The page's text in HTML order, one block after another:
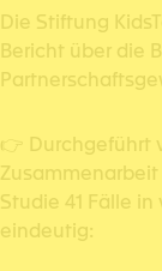
Die Stiftung
Bericht über die
👉 Durchgeführt
Zusammenarbeit
Studie 41 Fälle
eindeutig: